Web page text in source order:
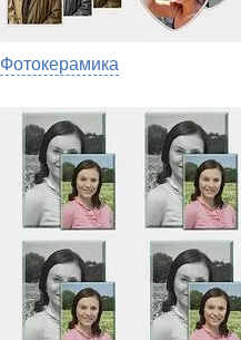
Фотокерамика